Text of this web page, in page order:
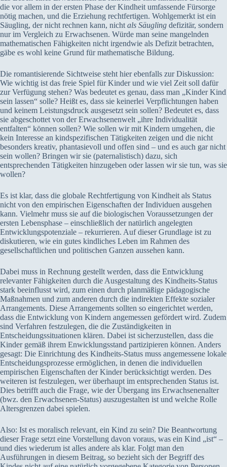
die vor allem in der ersten Phase der Kindheit umfassende Fürsorge
nötig machen, und die Erziehung rechtfertigen. Wohlgemerkt ist ein
Säugling, der nicht rechnen kann, nicht als Säugling defizitär, sondern
nur im Vergleich zu Erwachsenen. Würde man seine mangelnden
mathematischen Fähigkeiten nicht irgendwie als Defizit betrachten,
gäbe es wohl keine Grund für mathematische Bildung.
Die romantisierende Sichtweise steht hier ebenfalls zur Diskussion:
Wie wichtig ist das freie Spiel für Kinder und wie viel Zeit soll dafür
zur Verfügung stehen? Was bedeutet es genau, dass man „Kinder Kind
sein lassen“ solle? Heißt es, dass sie keinerlei Verpflichtungen haben
und keinem Leistungsdruck ausgesetzt sein sollen? Bedeutet es, dass
sie abgeschottet von der Erwachsenenwelt „ihre Individualität
entfalten“ können sollen? Wie sollen wir mit Kindern umgehen, die
kein Interesse an kindspezifischen Tätigkeiten zeigen und die nicht
besonders kreativ, phantasievoll und offen sind – und es auch gar nicht
sein wollen? Bringen wir sie (paternalistisch) dazu, sich
entsprechenden Tätigkeiten hinzugeben oder lassen wir sie tun, was sie
wollen?
Es ist klar, dass die globale Rechtfertigung von Kindheit als Status
nicht von den empirischen Eigenschaften der Individuen ausgehen
kann. Vielmehr muss sie auf die biologischen Voraussetzungen der
ersten Lebensphase – einschließlich der natürlich angelegten
Entwicklungspotenziale – rekurrieren. Auf dieser Grundlage ist zu
diskutieren, wie ein gutes kindliches Leben im Rahmen des
gesellschaftlichen und politischen Ganzen aussehen kann.
Dabei muss in Rechnung gestellt werden, dass die Entwicklung
relevanter Fähigkeiten durch die Ausgestaltung des Kindheits-Status
stark beeinflusst wird, zum einen durch planmäßige pädagogische
Maßnahmen und zum anderen durch die indirekten Effekte sozialer
Arrangements. Diese Arrangements sollten so eingerichtet werden,
dass die Entwicklung von Kindern angemessen gefördert wird. Zudem
sind Verfahren festzulegen, die die Zuständigkeiten in
Entscheidungssituationen klären. Dabei ist sicherzustellen, dass die
Kinder gemäß ihrem Enwicklungsstand partizipieren können. Anders
gesagt: Die Einrichtung des Kindheits-Status muss angemessene lokale
Entscheidungsprozesse ermöglichen, in denen die individuellen
empirischen Eigenschaften der Kinder berücksichtigt werden. Des
weiteren ist festzulegen, wer überhaupt im entsprechenden Status ist.
Dies betrifft auch die Frage, wie der Übergang ins Erwachsenenalter
(bwz. den Erwachsenen-Status) auszugestalten ist und welche Rolle
Altersgrenzen dabei spielen.
Also: Ist es moralisch relevant, ein Kind zu sein? Die Beantwortung
dieser Frage setzt eine Vorstellung davon voraus, was ein Kind „ist“ –
und dies wiederum ist alles andere als klar. Folgt man den
Ausführungen in diesem Beitrag, so bezieht sich der Begriff des